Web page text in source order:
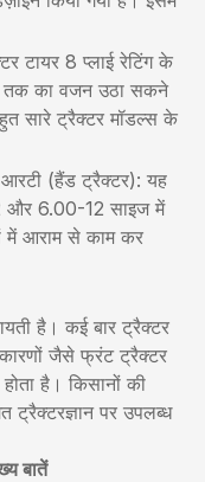
टायर 8 प्लाई रेटिंग के
तक का वजन उठा सकने
सारे ट्रैक्टर मॉडल्स के
(हैंड ट्रैक्टर): यह
और 6.00-12 साइज में
में आराम से काम कर
है। कई बार ट्रैक्टर
जैसे फ्रंट ट्रैक्टर
है। किसानों की
पर उपलब्ध
बातें